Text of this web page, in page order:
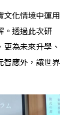
文化情境中運用
。透過此次研
為未來升學、
智應外，讓世界